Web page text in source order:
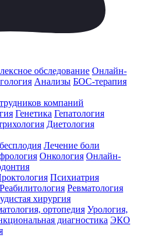
обследование Онлайн-
Анализы БОС-терапия
компаний
Генетика Гепатология
Диетология
Лечение боли
Онкология Онлайн-
Психиатрия
Реабилитология Ревматология
хирургия
ортопедия Урология,
диагностика ЭКО